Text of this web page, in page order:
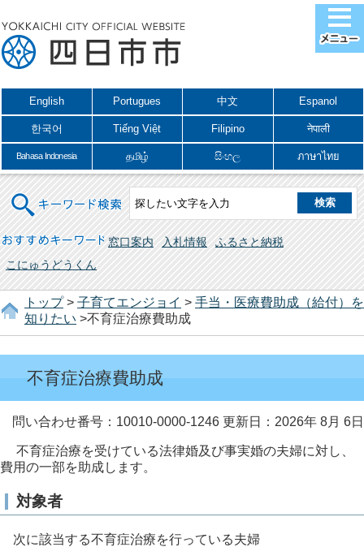
English Portugues 中文 Espanol
한국어 Tiếng Việt Filipino नेपाली
Bahasa Indonesia தமிழ் සිංහල ภาษาไทย
キーワード検索
おすすめキーワード 窓口案内 入札情報
ふるさと納税
こにゅうどうくん
トップ> 子育てエンジョイ > 手当・医療費助成（給付）を
知りたい >不育症治療費助成
不育症治療費助成
問い合わせ番号：10010-0000-1246 更新日：2026年 8月 6日
不育症治療を受けている法律婚及び事実婚の夫婦に対し、
費用の一部を助成します。
対象者
次に該当する不育症治療を行っている夫婦